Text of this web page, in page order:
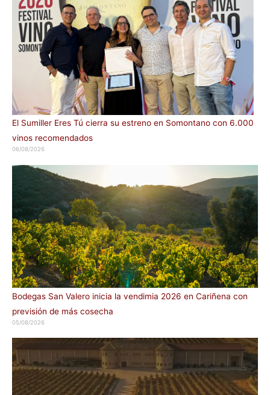
El Sumiller Eres Tú cierra su estreno en Somontano con 6.000
vinos recomendados
06/08/2026
Bodegas San Valero inicia la vendimia 2026 en Cariñena con
previsión de más cosecha
05/08/2026